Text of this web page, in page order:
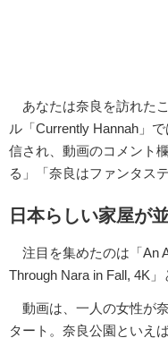
あなたは奈良を訪れた
ル「Currently Hannah」
信され、動画のコメント
る」「奈良はファンタス
日本らしい家屋が
注目を集めたのは「An
Through Nara in Fall, 4K」
動画は、一人の女性が
タート。奈良公園といえ